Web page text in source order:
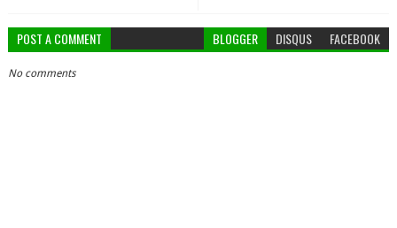
POST A COMMENT BLOGGER DISQUS FACEBOOK
No comments